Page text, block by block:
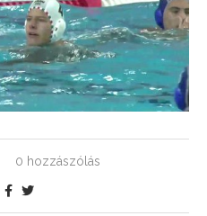
0 hozzászólás